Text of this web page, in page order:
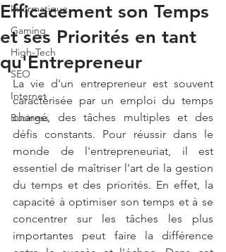
Informatique
Gaming
High-Tech
SEO
Internet
Business
Efficacement son Temps
et ses Priorités en tant
qu'Entrepreneur
La vie d'un entrepreneur est souvent
caractérisée par un emploi du temps
chargé, des tâches multiples et des
défis constants. Pour réussir dans le
monde de l'entrepreneuriat, il est
essentiel de maîtriser l'art de la gestion
du temps et des priorités. En effet, la
capacité à optimiser son temps et à se
concentrer sur les tâches les plus
importantes peut faire la différence